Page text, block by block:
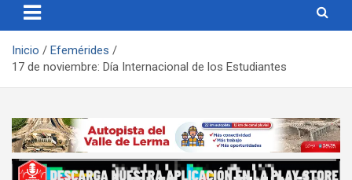
Inicio
Efemérides
17 de noviembre: Día Internacional de los Estudiantes